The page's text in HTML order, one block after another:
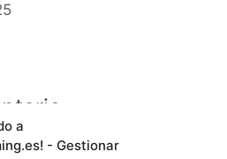
a
- Gestionar